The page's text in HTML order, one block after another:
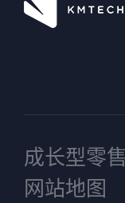
成长型零
网站地图